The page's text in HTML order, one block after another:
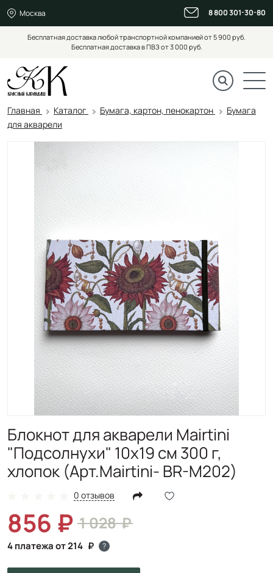
Москва 8 800 301-30-80
Бесплатная доставка любой транспортной компанией от 5 900 руб.
Бесплатная доставка в ПВЗ от 3 000 руб.
Главная Каталог Бумага, картон, пенокартон
Бумага
для акварели
Блокнот для акварели Mairtini
"Подсолнухи" 10х19 см 300 г,
хлопок (Арт.Mairtini- BR-M202)
0 отзывов
1 028
856
4 платежа от 214 ?